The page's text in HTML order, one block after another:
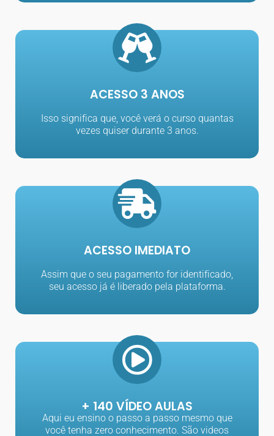
ACESSO 3 ANOS​
Isso significa que, você verá o curso quantas
vezes quiser durante 3 anos.
ACESSO IMEDIATO​
Assim que o seu pagamento for identificado,
seu acesso já é liberado pela plataforma.
+ 140 VÍDEO AULAS
Aqui eu ensino o passo a passo mesmo que
você tenha zero conhecimento. São videos